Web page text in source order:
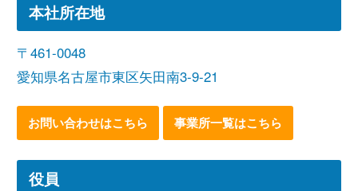
本社所在地
〒461-0048
愛知県名古屋市東区矢田南3-9-21
お問い合わせはこちら 事業所一覧はこちら
役員